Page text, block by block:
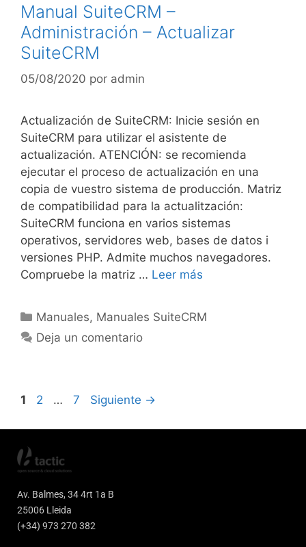
Manual SuiteCRM –
Administración – Actualizar
SuiteCRM
05/08/2020 por admin
Actualización de SuiteCRM: Inicie sesión en
SuiteCRM para utilizar el asistente de
actualización. ATENCIÓN: se recomienda
ejecutar el proceso de actualización en una
copia de vuestro sistema de producción. Matriz
de compatibilidad para la actualitzación:
SuiteCRM funciona en varios sistemas
operativos, servidores web, bases de datos i
versiones PHP. Admite muchos navegadores.
Compruebe la matriz … Leer más
Manuales, Manuales SuiteCRM
Deja un comentario
1 2 … 7 Siguiente →
Av. Balmes, 34 4rt 1a B
25006 Lleida
(+34) 973 270 382